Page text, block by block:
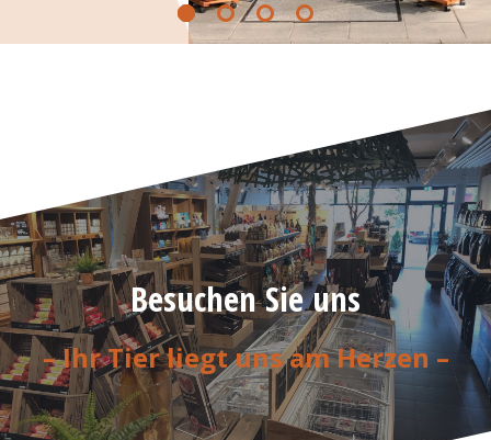
Besuchen Sie uns
– Ihr Tier liegt uns am Herzen –